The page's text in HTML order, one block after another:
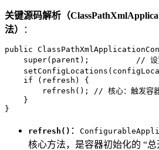
关键源码解析（
法）
：
public
super(parent);
// 设
if (refresh) {
        refresh();
// 核心：触发容
    }
}
refresh() ：
核心方法，是容器初始化的 “总